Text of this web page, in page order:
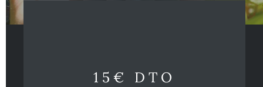
"Eneldo, nuez moscada, clavo en nariz de gran
15€ DTO